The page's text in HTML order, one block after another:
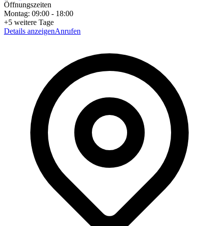
Öffnungszeiten
Montag: 09:00 - 18:00
+5 weitere Tage
Details anzeigenAnrufen